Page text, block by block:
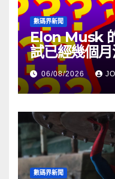
數碼界新聞
Elon Musk
試已經幾個
06/08/2026
數碼界新聞